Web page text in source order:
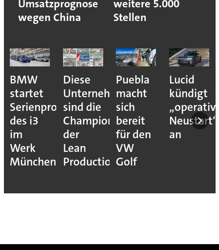
Umsatzprognose
wegen China
weitere 5.000
Stellen
BMW
startet
Serienproduktion
des i3
im
Werk
München
Diese
Unternehmen
sind die
Champions
der
Lean
Production
Puebla
macht
sich
bereit
für den
VW
Golf
Lucid
kündigt
Neustart“
an